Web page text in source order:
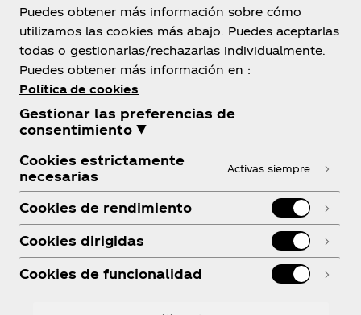
Sobre nosotros
¿Necesitas ayuda?
Legal
Puedes obtener más información sobre cómo
utilizamos las cookies más abajo. Puedes aceptarlas
todas o gestionarlas/rechazarlas individualmente.
Puedes obtener más información en :
Política de cookies
Gestionar las preferencias de
consentimiento ▼
Cookies estrictamente
necesarias
Activas siempre
Cookies de rendimiento
Cookies dirigidas
Cookies de funcionalidad